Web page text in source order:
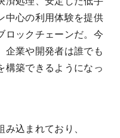
中心の利用体験を提供
ロックチェーンだ。今
企業や開発者は誰でも
構築できるようになっ
込まれており、